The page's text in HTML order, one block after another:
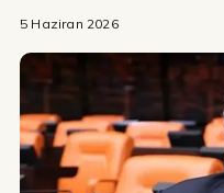
5 Haziran 2026